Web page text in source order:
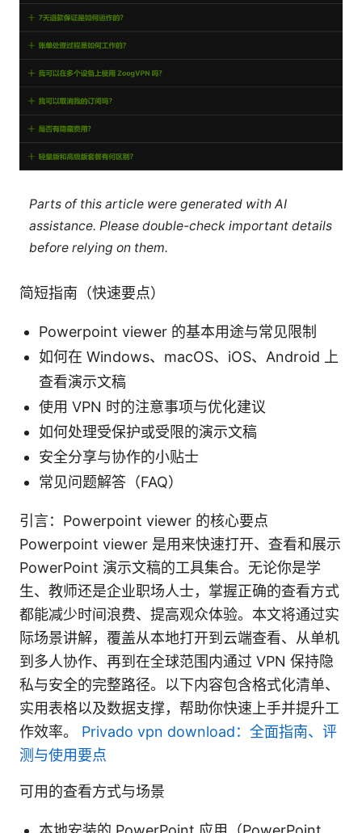
Parts of this article were generated with AI
assistance. Please double-check important details
before relying on them.
简短指南（快速要点）
Powerpoint viewer 的基本用途与常见限制
如何在 Windows、macOS、iOS、Android 上
查看演示文稿
使用 VPN 时的注意事项与优化建议
如何处理受保护或受限的演示文稿
安全分享与协作的小贴士
常见问题解答（FAQ）
引言：Powerpoint viewer 的核心要点
Powerpoint viewer 是用来快速打开、查看和展示
PowerPoint 演示文稿的工具集合。无论你是学
生、教师还是企业职场人士，掌握正确的查看方式
都能减少时间浪费、提高观众体验。本文将通过实
际场景讲解，覆盖从本地打开到云端查看、从单机
到多人协作、再到在全球范围内通过 VPN 保持隐
私与安全的完整路径。以下内容包含格式化清单、
实用表格以及数据支撑，帮助你快速上手并提升工
作效率。 Privado vpn download：全面指南、评
测与使用要点
可用的查看方式与场景